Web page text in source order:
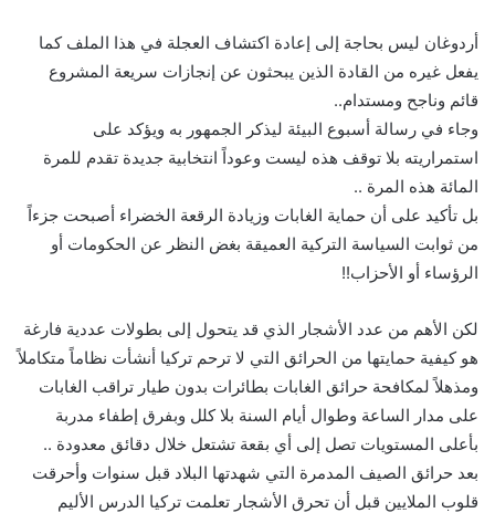
أردوغان ليس بحاجة إلى إعادة اكتشاف العجلة في هذا الملف كما
يفعل غيره من القادة الذين يبحثون عن إنجازات سريعة المشروع
قائم وناجح ومستدام..
وجاء في رسالة أسبوع البيئة ليذكر الجمهور به ويؤكد على
استمراريته بلا توقف هذه ليست وعوداً انتخابية جديدة تقدم للمرة
المائة هذه المرة ..
بل تأكيد على أن حماية الغابات وزيادة الرقعة الخضراء أصبحت جزءاً
من ثوابت السياسة التركية العميقة بغض النظر عن الحكومات أو
الرؤساء أو الأحزاب!!
لكن الأهم من عدد الأشجار الذي قد يتحول إلى بطولات عددية فارغة
هو كيفية حمايتها من الحرائق التي لا ترحم تركيا أنشأت نظاماً متكاملاً
ومذهلاً لمكافحة حرائق الغابات بطائرات بدون طيار تراقب الغابات
على مدار الساعة وطوال أيام السنة بلا كلل وبفرق إطفاء مدربة
بأعلى المستويات تصل إلى أي بقعة تشتعل خلال دقائق معدودة ..
بعد حرائق الصيف المدمرة التي شهدتها البلاد قبل سنوات وأحرقت
قلوب الملايين قبل أن تحرق الأشجار تعلمت تركيا الدرس الأليم